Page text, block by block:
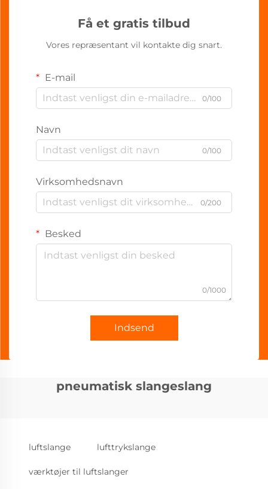
Få et gratis tilbud
Vores repræsentant vil kontakte dig snart.
E-mail
0/100
Navn
0/100
Virksomhedsnavn
0/200
Besked
0/1000
Indsend
pneumatisk slangeslang
luftslange lufttrykslange
værktøjer til luftslanger